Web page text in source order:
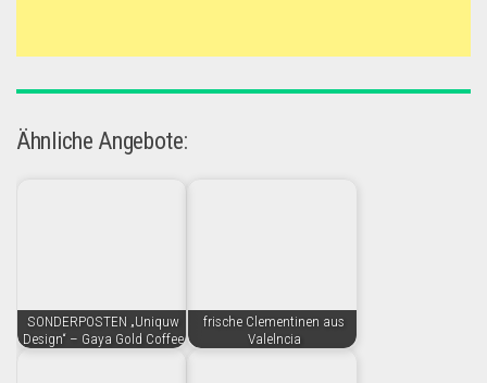
Ähnliche Angebote:
SONDERPOSTEN „Uniquw
Design“ – Gaya Gold Coffee
frische Clementinen aus
Valelncia